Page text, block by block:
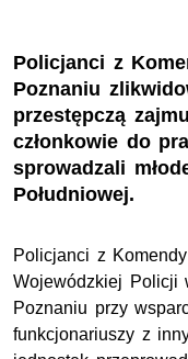
Policjanci z
Poznaniu
przestępczą
członkowie do
sprowadzali
Południowej.
Policjanci z Komendy
Wojewódzkiej Policji
Poznaniu przy
funkcjonariuszy z